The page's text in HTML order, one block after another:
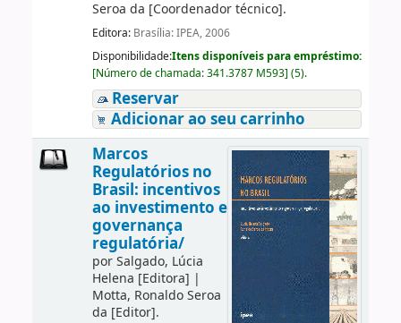
Seroa da [Coordenador técnico].
Editora: Brasília: IPEA, 2006
Disponibilidade:Itens disponíveis para empréstimo:
[Número de chamada:341.3787 M593] (5).
Reservar
Adicionar ao seu carrinho
Marcos
Regulatórios no
Brasil: incentivos
ao investimento e
governança
regulatória/
porSalgado, Lúcia
Helena [Editora] |
Motta, Ronaldo Seroa
da [Editor].